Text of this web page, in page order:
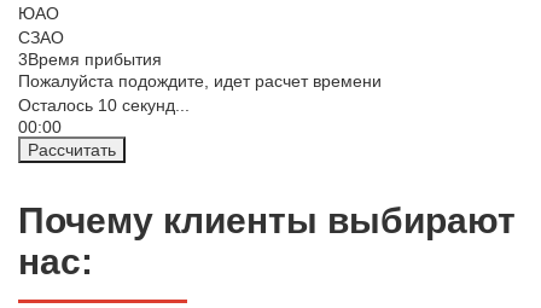
ЮАО
СЗАО
3Время прибытия
Пожалуйста подождите, идет расчет времени
Осталось 10 секунд...
00:00
Рассчитать
Почему клиенты выбирают
нас: